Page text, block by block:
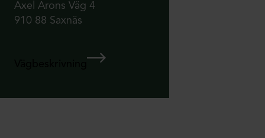
Axel Arons Väg 4
910 88 Saxnäs